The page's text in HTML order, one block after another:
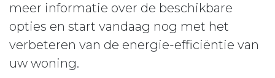
meer informatie over de beschikbare
opties en start vandaag nog met het
verbeteren van de energie-efficiëntie van
uw woning.